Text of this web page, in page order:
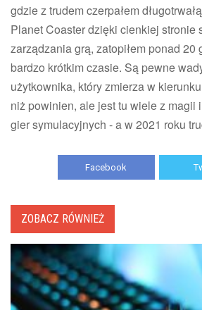
gdzie z trudem czerpałem
Planet Coaster dzięki cienkiej stronie
zarządzania grą, zatopiłem ponad 20
bardzo krótkim czasie. Są pewne
użytkownika, który zmierza w
niż powinien, ale jest tu wiele z magii
gier symulacyjnych - a w 2021 roku
Facebook
ZOBACZ RÓWNIEŻ